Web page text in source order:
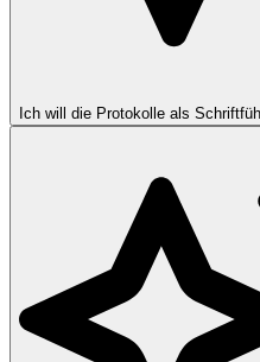
Ich will die Protokolle als